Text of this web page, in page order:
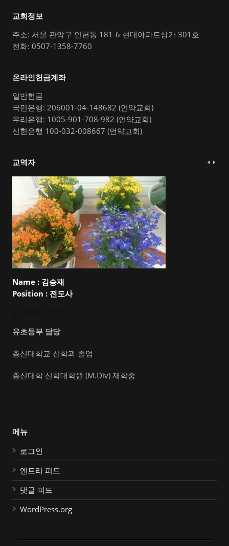
교회정보
주소: 서울 관악구 인헌동 181-6 현대아파트상가 301호
전화: 0507-1358-7760
온라인헌금계좌
일반헌금
국민은행: 206001-04-148682 (언약교회)
우리은행: 1005-901-708-982 (언약교회)
신한은행 100-032-008667 (언약교회)
교역자
Name : 김승재
Position : 전도사
유초등부 담당
총신대학교 신학과 졸업
총신대학 신학대학원 (M.Div) 재학중
메뉴
로그인
엔트리 피드
댓글 피드
WordPress.org